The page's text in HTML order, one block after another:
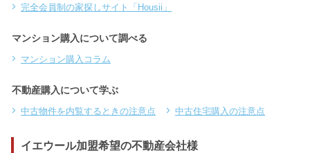
完全会員制の家探しサイト「Housii」
マンション購入について調べる
マンション購入コラム
不動産購入について学ぶ
中古物件を内覧するときの注意点 中古住宅購入の注意点
イエウール加盟希望の不動産会社様